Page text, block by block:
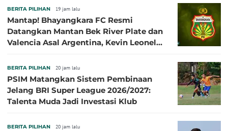
BERITA PILIHAN 19 jam lalu
Mantap! Bhayangkara FC Resmi
Datangkan Mantan Bek River Plate dan
Valencia Asal Argentina, Kevin Leonel
BERITA PILIHAN 20 jam lalu
PSIM Matangkan Sistem Pembinaan
Jelang BRI Super League 2026/2027:
Talenta Muda Jadi Investasi Klub
BERITA PILIHAN 20 jam lalu